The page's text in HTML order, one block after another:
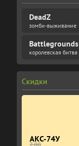
DeadZ
зомби-выживание
Battlegrounds
королевская битва
Скидки
АКС-74У
7.00